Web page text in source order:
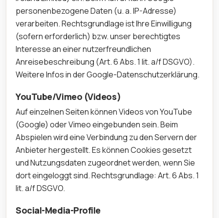
personenbezogene Daten (u. a. IP-Adresse)
verarbeiten. Rechtsgrundlage ist Ihre Einwilligung
(sofern erforderlich) bzw. unser berechtigtes
Interesse an einer nutzerfreundlichen
Anreisebeschreibung (Art. 6 Abs. 1 lit. a/f DSGVO).
Weitere Infos in der Google-Datenschutzerklärung.
YouTube/Vimeo (Videos)
Auf einzelnen Seiten können Videos von YouTube
(Google) oder Vimeo eingebunden sein. Beim
Abspielen wird eine Verbindung zu den Servern der
Anbieter hergestellt. Es können Cookies gesetzt
und Nutzungsdaten zugeordnet werden, wenn Sie
dort eingeloggt sind. Rechtsgrundlage: Art. 6 Abs. 1
lit. a/f DSGVO.
Social-Media-Profile